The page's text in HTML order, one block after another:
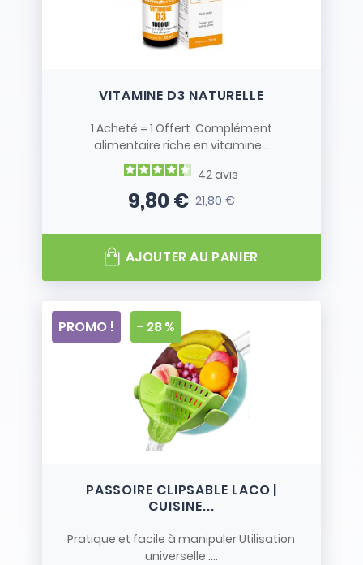
VITAMINE D3 NATURELLE
1 Acheté = 1 Offert Complément
alimentaire riche en vitamine...
42avis
Prix
9,80 €Prix de base
21,80 €
AJOUTER AU PANIER
PASSOIRE CLIPSABLE LACO |
CUISINE...
Pratique et facile à manipuler Utilisation
universelle :...
PROMO ! - 28 %